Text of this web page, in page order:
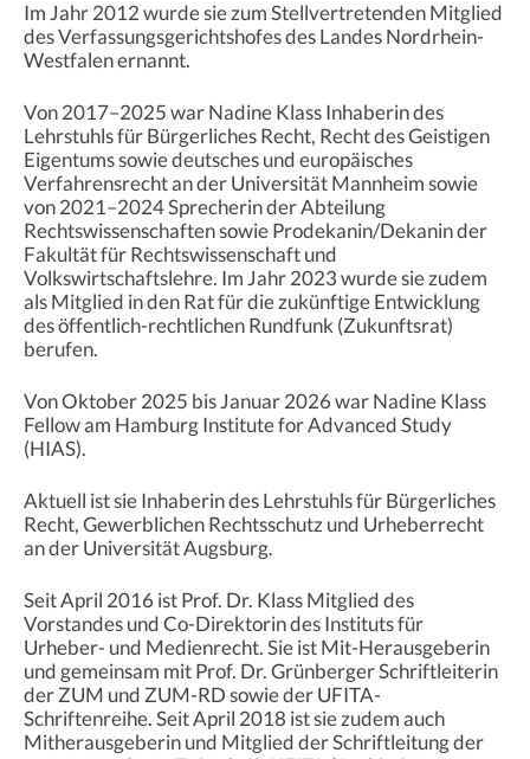
Im Jahr 2012 wurde sie zum Stellvertretenden Mitglied
des Verfassungsgerichtshofes des Landes Nordrhein-
Westfalen ernannt.
Von 2017–2025 war Nadine Klass Inhaberin des
Lehrstuhls für Bürgerliches Recht, Recht des Geistigen
Eigentums sowie deutsches und europäisches
Verfahrensrecht an der Universität Mannheim sowie
von 2021–2024 Sprecherin der Abteilung
Rechtswissenschaften sowie Prodekanin/Dekanin der
Fakultät für Rechtswissenschaft und
Volkswirtschaftslehre. Im Jahr 2023 wurde sie zudem
als Mitglied in den Rat für die zukünftige Entwicklung
des öffentlich-rechtlichen Rundfunk (Zukunftsrat)
berufen.
Von Oktober 2025 bis Januar 2026 war Nadine Klass
Fellow am Hamburg Institute for Advanced Study
(HIAS).
Aktuell ist sie Inhaberin des Lehrstuhls für Bürgerliches
Recht, Gewerblichen Rechtsschutz und Urheberrecht
an der Universität Augsburg.
Seit April 2016 ist Prof. Dr. Klass Mitglied des
Vorstandes und Co-Direktorin des Instituts für
Urheber- und Medienrecht. Sie ist Mit-Herausgeberin
und gemeinsam mit Prof. Dr. Grünberger Schriftleiterin
der ZUM und ZUM-RD sowie der UFITA-
Schriftenreihe. Seit April 2018 ist sie zudem auch
Mitherausgeberin und Mitglied der Schriftleitung der